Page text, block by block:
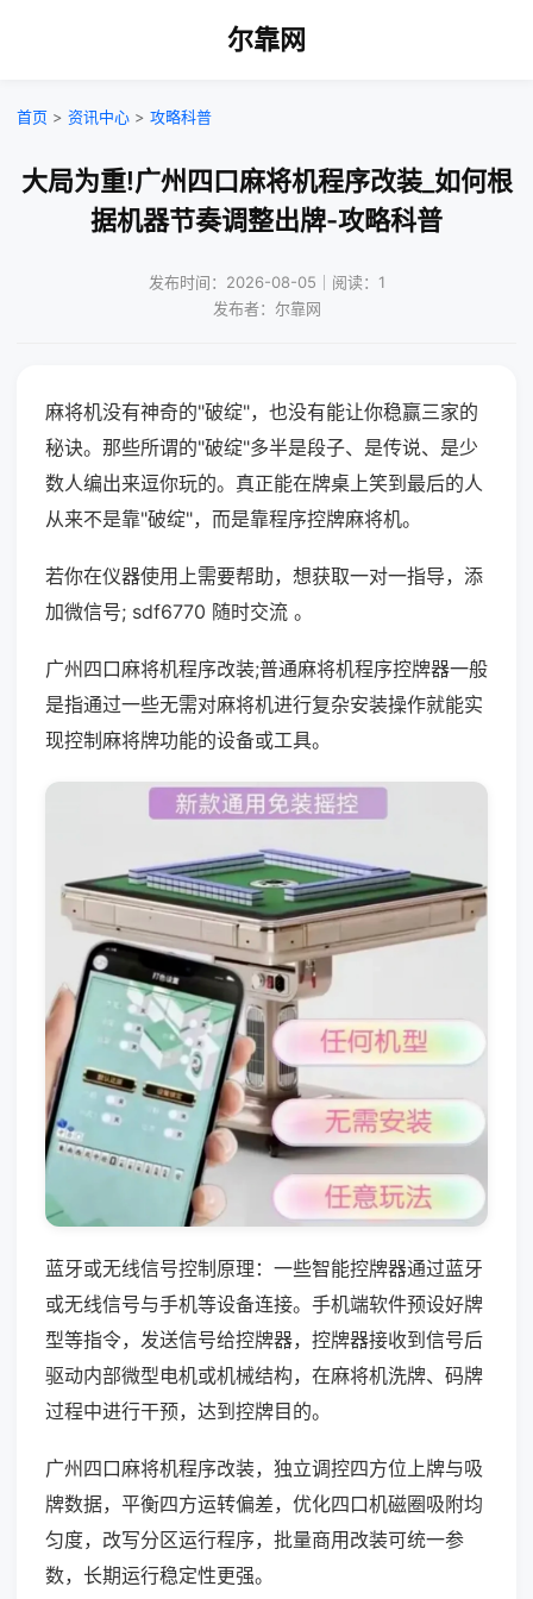
尔靠网
首页 > 资讯中心 > 攻略科普
大局为重!广州四口麻将机程序改装_如何根
据机器节奏调整出牌-攻略科普
发布时间：2026-08-05｜阅读：1
发布者：尔靠网
麻将机没有神奇的"破绽"，也没有能让你稳赢三家的
秘诀。那些所谓的"破绽"多半是段子、是传说、是少
数人编出来逗你玩的。真正能在牌桌上笑到最后的人
从来不是靠"破绽"，而是靠程序控牌麻将机。
若你在仪器使用上需要帮助，想获取一对一指导，添
加微信号; sdf6770 随时交流 。
广州四口麻将机程序改装;普通麻将机程序控牌器一般
是指通过一些无需对麻将机进行复杂安装操作就能实
现控制麻将牌功能的设备或工具。
蓝牙或无线信号控制原理：一些智能控牌器通过蓝牙
或无线信号与手机等设备连接。手机端软件预设好牌
型等指令，发送信号给控牌器，控牌器接收到信号后
驱动内部微型电机或机械结构，在麻将机洗牌、码牌
过程中进行干预，达到控牌目的。
广州四口麻将机程序改装，独立调控四方位上牌与吸
牌数据，平衡四方运转偏差，优化四口机磁圈吸附均
匀度，改写分区运行程序，批量商用改装可统一参
数，长期运行稳定性更强。